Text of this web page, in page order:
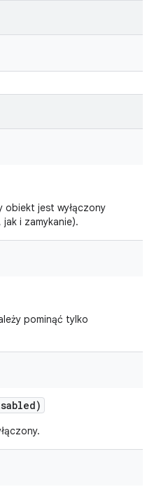
obiekt jest wyłączony
i zamykanie).
pominąć tylko